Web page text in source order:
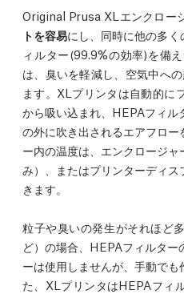
Original Prusa XLエンクロー
トを容易にし、同時に他の多
ィルター(99.9%の効率)を備
は、臭いを軽減し、空気中へ
ます。XLプリンタは自動的に
から吸い込まれ、HEPAフィル
の外に吹き出されるエアフロ
ー内の温度は、エンクロージ
み）、またはプリンターディ
きます。
粒子や臭いの発生がそれほど
ど）の場合、HEPAフィルター
ーは使用しませんが、手動で
た、XLプリンタはHEPAフィ